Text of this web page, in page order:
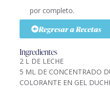
por completo.
Regresar a Recetas
Ingredientes
2 L DE LECHE
5 ML DE CONCENTRADO
COLORANTE EN GEL